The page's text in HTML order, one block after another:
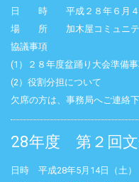
日 時 平成２８年６月４
場 所 加木屋コミュニテ
協議事項
(1）２８年度盆踊り大会準備
(2）役割分担について
欠席の方は、事務局へご連絡下
28年度 第２回文
日時 平成28年5月14日（土